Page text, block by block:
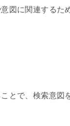
図に関連するた
とで、検索意図